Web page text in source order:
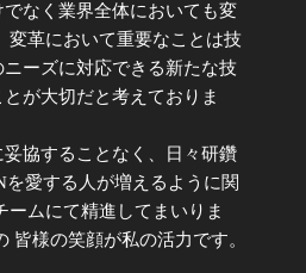
なく業界全体においても変
変革において重要なことは技
ーズに対応できる新たな技
が大切だと考えておりま
協することなく、日々研鑽
愛する人が増えるように関
ムにて精進してまいりま
皆様の笑顔が私の活力です。